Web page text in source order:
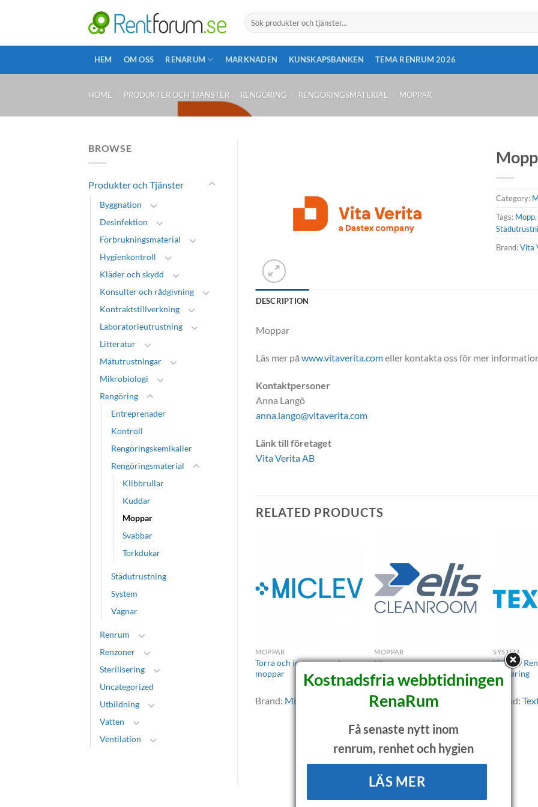
Search
for:
HEM OM OSS RENARUM MARKNADEN KUNSKAPSBANKEN TEMA RENRUM 2026
HOME / PRODUKTER OCH TJÄNSTER / RENGÖRING / RENGÖRINGSMATERIAL / MOPPAR
BROWSE
Produkter och Tjänster
Byggnation
Desinfektion
Förbrukningsmaterial
Hygienkontroll
Kläder och skydd
Konsulter och rådgivning
Kontraktstillverkning
Laboratorieutrustning
Litteratur
Mätutrustningar
Mikrobiologi
Rengöring
Entreprenader
Kontroll
Rengöringskemikalier
Rengöringsmaterial
Klibbrullar
Kuddar
Moppar
Svabbar
Torkdukar
Städutrustning
System
Vagnar
Renrum
Renzoner
Sterilisering
Uncategorized
Utbildning
Vatten
Ventilation
Category:
Tags: Mopp
Brand:Vita
DESCRIPTION
Moppar
Läs mer på www.vitaverita.comeller kontakta oss för mer
Kontaktpersoner
Anna Langö
anna.lango@vitaverita.com
Länk till företaget
Vita Verita AB
RELATED PRODUCTS
MOPPAR
Torra och impregnerade
moppar
Brand: Miclev AB
MOPPAR
Moppar
AB
SYSTEM
Viima®
rengøring
Brand:
Holm & Halby A/S
Stativ
Professional
Kostnadsfria webbtidningen
RenaRum
Få senaste nytt inom
renrum, renhet och hygien
LÄS MER